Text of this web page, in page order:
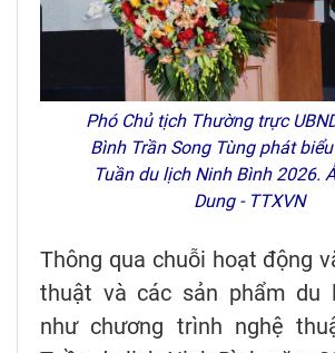
Phó Chủ tịch Thường trực
Bình Trần Song Tùng phát
Tuần du lịch Ninh Bình 2026.
Dung - TTXVN
Thông qua chuỗi hoạt động
thuật và các sản phẩm du
như chương trình nghệ